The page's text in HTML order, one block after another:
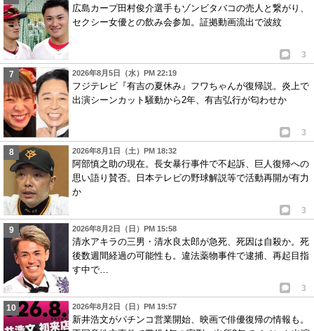
広島カープ田村俊介選手もゾンビタバコの売人と繋がり、
セクシー女優との飲み会参加。証拠動画流出で波紋
3
2026年8月5日（水）PM 22:19
フジテレビ『有吉の夏休み』フワちゃんが復帰説。炎上で
出演シーンカット騒動から2年、有吉弘行が匂わせか
3
2026年8月1日（土）PM 18:32
阿部慎之助の現在。長女暴行事件で不起訴、巨人復帰への
思い語り賛否。日本テレビの野球解説等で活動再開が有力
か
3
2026年8月2日（日）PM 15:58
清水アキラの三男・清水良太郎が急死、死因は自殺か。死
後数週間経過の可能性も。違法薬物事件で逮捕、再起目指
す中で…
3
2026年8月2日（日）PM 19:57
新井浩文がパチンコ営業開始、映画で俳優復帰の情報も。